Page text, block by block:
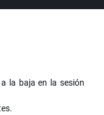
la baja en la sesión